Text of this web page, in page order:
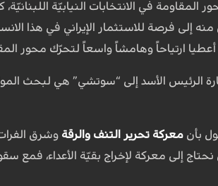
المقاومة في الانتخابات النيابيّة
إلى فرصة للاستثمار الإيراني في هذا
ارتياحاً وهامشاً واسعاً لتحرّك محور
الرئيس الأسد إلى “سوتشي” هي لبحث
بأن معركة تحرير التنف والرقة وشرق
نحتاج إلى معركة لإخراج بقيّة الأعداء،